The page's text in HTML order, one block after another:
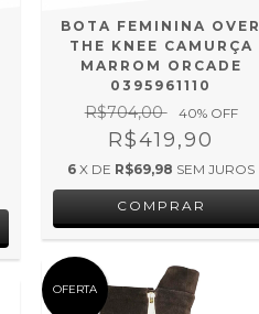
BOTA FEMININA OVER
THE KNEE CAMURÇA
MARROM ORCADE
0395961110
R$704,00 40% OFF
R$419,90
6 X DE R$69,98 SEM JUROS
COMPRAR
OFERTA